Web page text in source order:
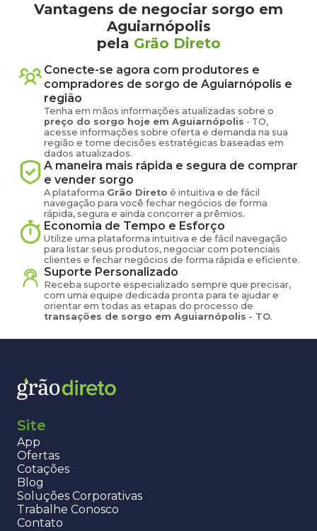
Vantagens de negociar sorgo em
Aguiarnópolis
pela Grão Direto
Conecte-se agora com produtores e
compradores de sorgo de Aguiarnópolis e
região
Tenha em mãos informações atualizadas sobre o
preço do sorgo hoje em Aguiarnópolis - TO,
acesse informações sobre oferta e demanda na sua
região e tome decisões estratégicas baseadas em
dados atualizados.
A maneira mais rápida e segura de comprar
e vender sorgo
A plataforma Grão Direto é intuitiva e de fácil
navegação para você fechar negócios de forma
rápida, segura e ainda concorrer a prêmios.
Economia de Tempo e Esforço
Utilize uma plataforma intuitiva e de fácil navegação
para listar seus produtos, negociar com potenciais
clientes e fechar negócios de forma rápida e eficiente.
Suporte Personalizado
Receba suporte especializado sempre que precisar,
com uma equipe dedicada pronta para te ajudar e
orientar em todas as etapas do processo de
transações de sorgo em Aguiarnópolis - TO.
Site
App
Ofertas
Cotações
Blog
Soluções Corporativas
Trabalhe Conosco
Contato